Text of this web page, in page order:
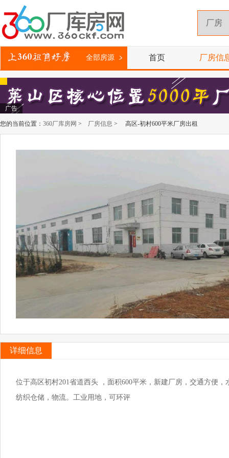
全部房源 首页 厂房信
广告
您的当前位置： 360厂库房网 > 厂房信息 > 高区-初村600平米厂房出租
详细信息
位于高区初村201省道西头 ，面积600平米，新建厂房，交通方便
纺织仓储，物流。工业用地，可环评